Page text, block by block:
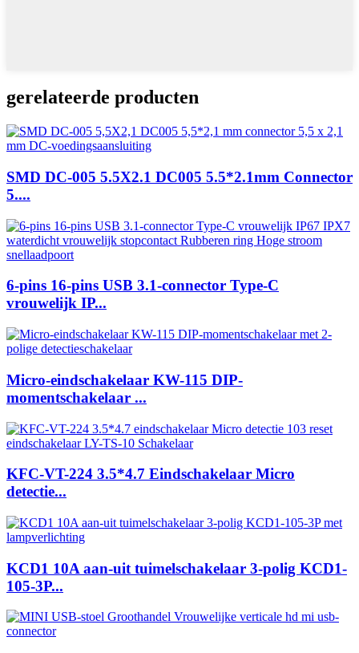
gerelateerde producten
SMD DC-005 5.5X2.1 DC005 5.5*2.1mm Connector
5....
6-pins 16-pins USB 3.1-connector Type-C
vrouwelijk IP...
Micro-eindschakelaar KW-115 DIP-
momentschakelaar ...
KFC-VT-224 3.5*4.7 Eindschakelaar Micro
detectie...
KCD1 10A aan-uit tuimelschakelaar 3-polig KCD1-
105-3P...